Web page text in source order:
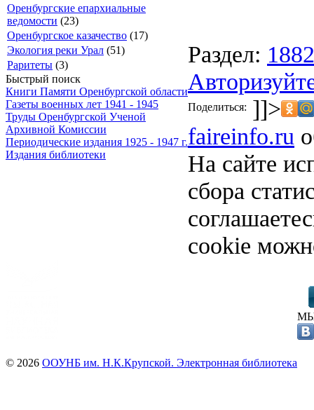
Оренбургские епархиальные
ведомости (23)
Оренбургское казачество (17)
Экология реки Урал (51)
Раритеты (3)
Быстрый поиск
Книги Памяти Оренбургской области
Газеты военных лет 1941 - 1945
Труды Оренбургской Ученой
Архивной Комиссии
Периодические издания 1925 - 1947 г.
Издания библиотеки
Раздел: 1882
Поделиться: ]]>
faireinfo.ru
На сайте
сбора
cookie
© 2026 ООУНБ им. Н.К.Крупской. Электронная библиотека